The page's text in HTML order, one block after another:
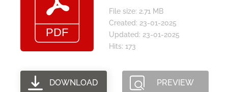
File size: 2.71 MB
Created: 23-01-2025
Updated: 23-01-2025
Hits: 173
DOWNLOAD PREVIEW